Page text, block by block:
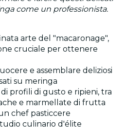
come un professionista.
arte del "macaronage",
cruciale per ottenere
e assemblare deliziosi
su meringa
profili di gusto e ripieni, tra
e marmellate di frutta
chef pasticcere
culinario d'élite